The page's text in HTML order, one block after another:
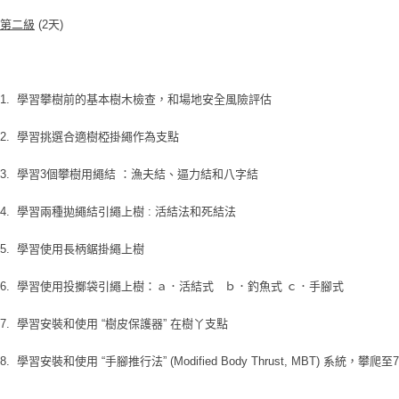
第二級 (2天)
1. 學習攀樹前的基本樹木檢查，和場地安全風險評估
2. 學習挑選合適樹椏掛繩作為支點
3. 學習3個攀樹用繩結 ：漁夫結、逼力結和八字結
4. 學習兩種拋繩結引繩上樹 : 活結法和死結法
5. 學習使用長柄鋸掛繩上樹
6. 學習使用投擲袋引繩上樹：ａ．活結式 ｂ．釣魚式 ｃ．手腳式
7. 學習安裝和使用 “樹皮保護器” 在樹丫支點
8. 學習安裝和使用 “手腳推行法” (Modified Body Thrust, MBT) 系統，攀爬至